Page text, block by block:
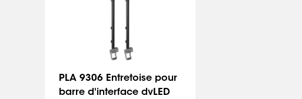
PLA 9306 Entretoise pour
barre d'interface dvLED